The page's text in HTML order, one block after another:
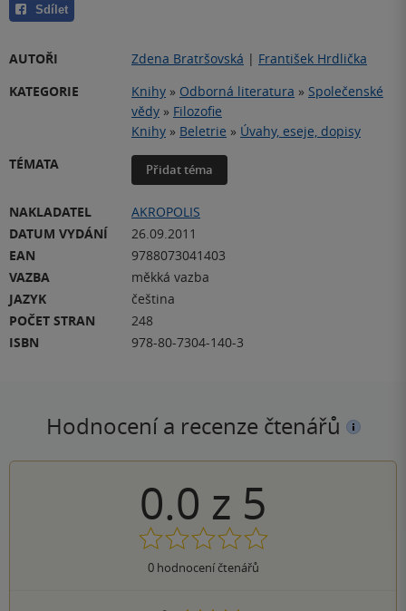
Sdílet
AUTOŘI Zdena Bratršovská | František Hrdlička
KATEGORIE
Knihy » Odborná literatura » Společenské
vědy » Filozofie
Knihy » Beletrie » Úvahy, eseje, dopisy
TÉMATA
Přidat téma
NAKLADATEL
AKROPOLIS
DATUM VYDÁNÍ
26.09.2011
EAN
9788073041403
VAZBA
měkká vazba
JAZYK
čeština
POČET STRAN
248
ISBN
978-80-7304-140-3
Hodnocení a recenze čtenářů
0.0 z 5
0hodnocení čtenářů